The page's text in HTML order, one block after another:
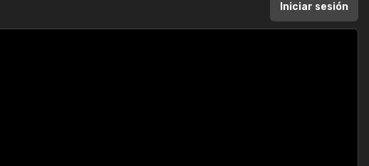
Iniciar sesión